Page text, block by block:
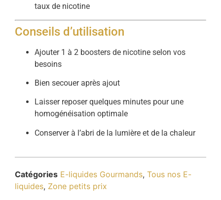
taux de nicotine
Conseils d’utilisation
Ajouter 1 à 2 boosters de nicotine selon vos
besoins
Bien secouer après ajout
Laisser reposer quelques minutes pour une
homogénéisation optimale
Conserver à l’abri de la lumière et de la chaleur
Catégories E-liquides Gourmands, Tous nos E-
liquides, Zone petits prix